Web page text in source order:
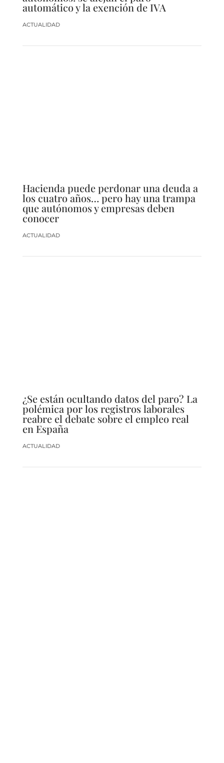
automático y la exención de IVA
ACTUALIDAD
Hacienda puede perdonar una deuda a
los cuatro años… pero hay una trampa
que autónomos y empresas deben
conocer
ACTUALIDAD
¿Se están ocultando datos del paro? La
polémica por los registros laborales
reabre el debate sobre el empleo real
en España
ACTUALIDAD